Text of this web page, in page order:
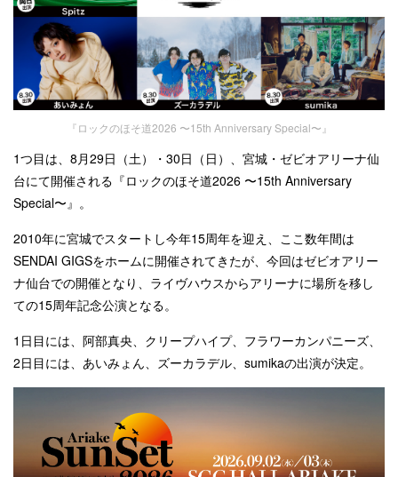
『ロックのほそ道2026 〜15th Anniversary Special〜』
1つ目は、 8月29日（土）・30日（日）、宮城・ゼビオアリーナ仙
台にて開催される『ロックのほそ道2026 〜15th Anniversary
Special〜』。
2010年に宮城でスタートし今年15周年を迎え、ここ数年間は
SENDAI GIGSをホームに開催されてきたが、今回はゼビオアリー
ナ仙台での開催となり、ライヴハウスからアリーナに場所を移し
ての15周年記念公演となる。
1日目には、阿部真央、クリープハイプ、フラワーカンパニーズ、
2日目には、あいみょん、ズーカラデル、sumikaの出演が決定。